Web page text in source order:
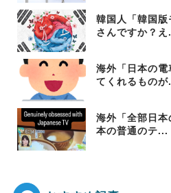
韓国人「韓国
さんですか？え
海外「日本の
てくれるものが
海外「全部日
本の普通のテ...